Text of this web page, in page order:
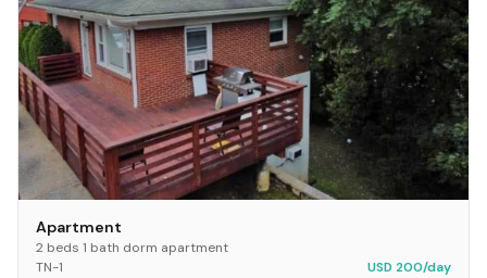
Apartment
2 beds 1 bath dorm apartment
TN-1
USD 200/day